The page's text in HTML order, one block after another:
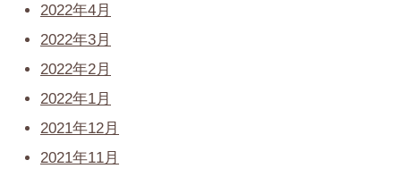
2022年4月
2022年3月
2022年2月
2022年1月
2021年12月
2021年11月